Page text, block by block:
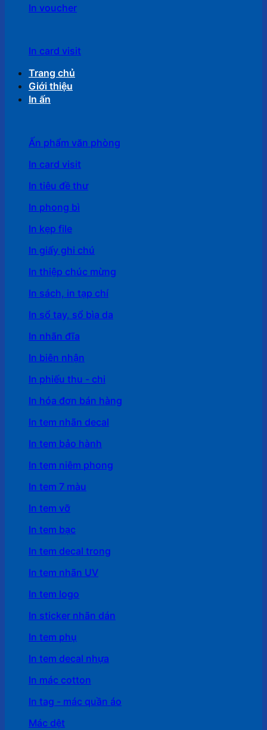
In voucher
In card visit
Trang chủ
Giới thiệu
In ấn
Ấn phẩm văn phòng
In card visit
In tiêu đề thư
In phong bì
In kẹp file
In giấy ghi chú
In thiệp chúc mừng
In sách, in tạp chí
In sổ tay, sổ bìa da
In nhãn đĩa
In biên nhận
In phiếu thu - chi
In hóa đơn bán hàng
In tem nhãn decal
In tem bảo hành
In tem niêm phong
In tem 7 màu
In tem vỡ
In tem bạc
In tem decal trong
In tem nhãn UV
In tem logo
In sticker nhãn dán
In tem phụ
In tem decal nhựa
In mác cotton
In tag - mác quần áo
Mác dệt